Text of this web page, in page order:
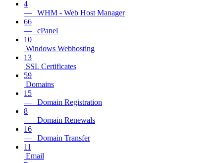
4
— WHM - Web Host Manager
66
— cPanel
10
Windows Webhosting
13
SSL Certificates
59
Domains
15
— Domain Registration
8
— Domain Renewals
16
— Domain Transfer
11
Email